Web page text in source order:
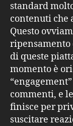
standard
contenuti che
Questo
ripensamento
di queste
momento è
commenti, e
finisce per
suscitare